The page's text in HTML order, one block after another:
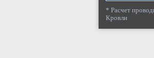
* Расчет
Кровли